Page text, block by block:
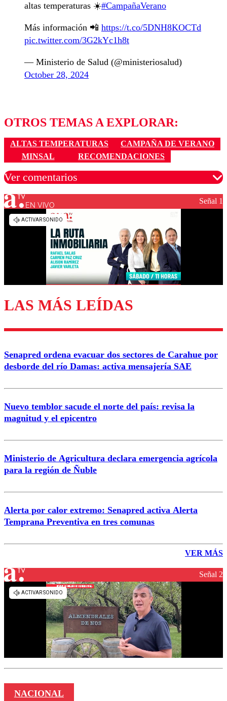
altas temperaturas ☀️#CampañaVerano
Más información 📲 https://t.co/5DNH8KOCTd
pic.twitter.com/3G2kYc1h8t
— Ministerio de Salud (@ministeriosalud)
October 28, 2024
OTROS TEMAS A EXPLORAR:
ALTAS TEMPERATURAS
CAMPAÑA DE VERANO
MINSAL
RECOMENDACIONES
Ver comentarios
Los comentarios son moderados para garantizar un
Enviar comentario
EN VIVO Señal 1
LAS MÁS LEÍDAS
Senapred ordena evacuar dos sectores de Carahue por
desborde del río Damas: activa mensajería SAE
Nuevo temblor sacude el norte del país: revisa la
magnitud y el epicentro
Ministerio de Agricultura declara emergencia agrícola
para la región de Ñuble
Alerta por calor extremo: Senapred activa Alerta
Temprana Preventiva en tres comunas
VER MÁS
Señal 2
NACIONAL